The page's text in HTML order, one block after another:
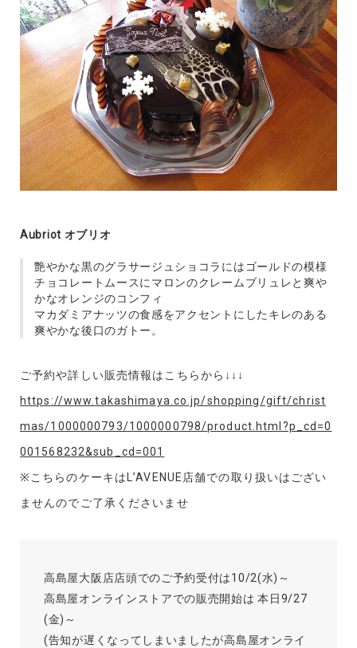
Aubriot オブリオ
艶やかな黒のグラサージュショコラにはゴールドの模様
チョコレートムースにマロンのクレームブリュレと爽や
かなオレンジのコンフィ
マカダミアナッツの食感をアクセントにしたキレのある
爽やかな後口のガトー。
ご予約や詳しい販売情報はこちらから↓↓↓
https://www.takashimaya.co.jp/shopping/gift/christ
mas/1000000793/1000000798/product.html?p_cd=0
001568232&sub_cd=001
※こちらのケーキはL’AVENUE店舗での取り扱いはござい
ませんのでご了承くださいませ
高島屋大阪店店頭でのご予約受付は10/2(水)～
高島屋オンラインストアでの販売開始は 本日9/27
(金)～
(告知が遅くなってしまいましたが高島屋オンライ